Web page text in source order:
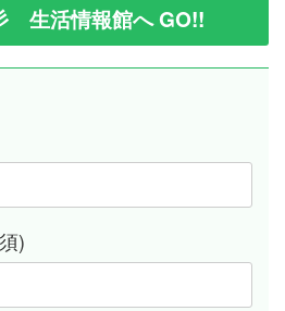
生活情報館へ GO!!
)